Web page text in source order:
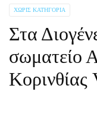
ΧΩΡΊΣ ΚΑΤΗΓΟΡΊΑ
Στα